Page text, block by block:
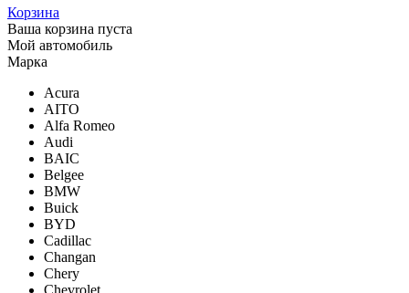
Корзина
Ваша корзина пуста
Мой автомобиль
Марка
Acura
AITO
Alfa Romeo
Audi
BAIC
Belgee
BMW
Buick
BYD
Cadillac
Changan
Chery
Chevrolet